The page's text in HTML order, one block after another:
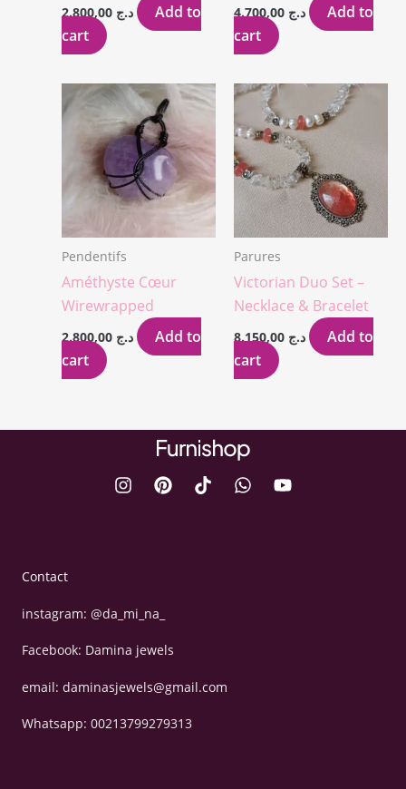
د.ج
Add to
cart
د.ج
Add to
cart
Pendentifs
Améthyste Cœur
Wirewrapped
د.ج
Add to
cart
Parures
Victorian Duo Set –
Necklace & Bracelet
د.ج
Add to
cart
Contact
instagram: @da_mi_na_
Facebook: Damina jewels
email: daminasjewels@gmail.com
Whatsapp: 00213799279313